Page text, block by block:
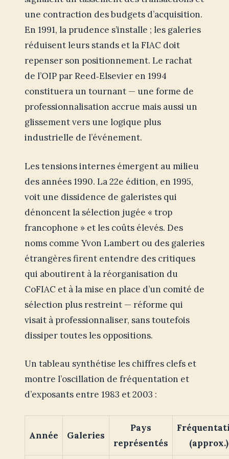
une contraction des budgets d’acquisition.
En 1991, la prudence s’installe ; les galeries
réduisent leurs stands et la FIAC doit
repenser son positionnement. Le rachat
de l’OIP par Reed‑Elsevier en 1994
constituera un tournant — une forme de
professionnalisation accrue mais aussi un
glissement vers une logique plus
industrielle de l’événement.
Les tensions internes émergent au milieu
des années 1990. La 22e édition, en 1995,
voit une dissidence de galeristes qui
dénoncent la sélection jugée « trop
francophone » et les coûts élevés. Des
noms comme Yvon Lambert ou des galeries
étrangères firent entendre des critiques
qui aboutirent à la réorganisation du
CoFIAC et à la mise en place d’un comité de
sélection plus restreint — réforme qui
visait à professionnaliser, sans toutefois
dissiper toutes les oppositions.
Un tableau synthétise les chiffres clefs et
montre l’oscillation de fréquentation et
d’exposants entre 1983 et 2003 :
Année Galeries
Pays
représentés
(approx.)